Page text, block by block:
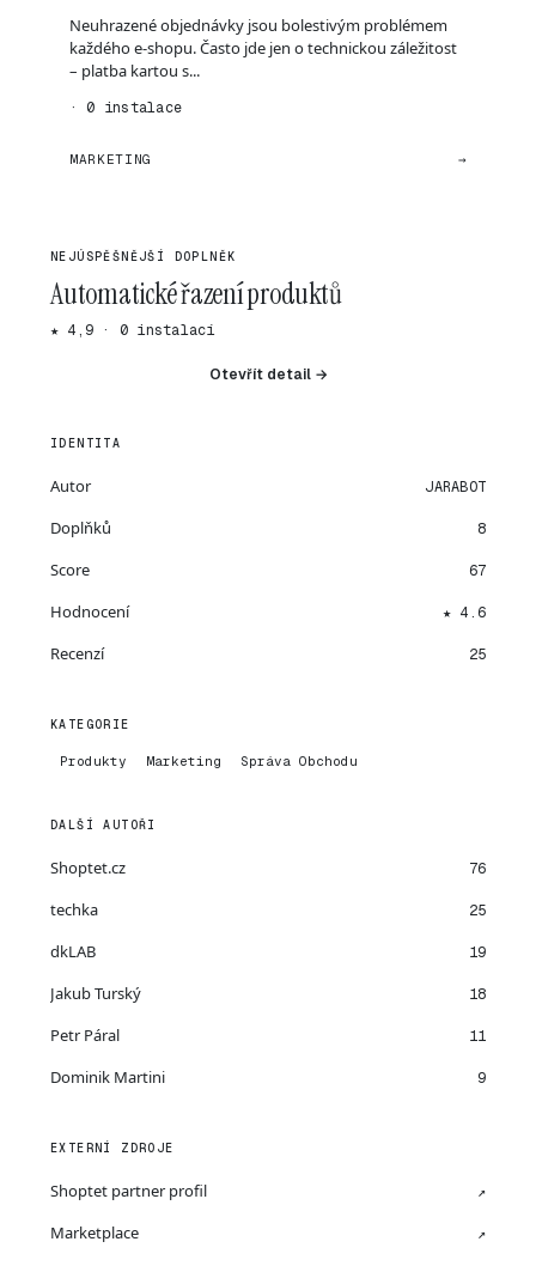
Neuhrazené objednávky jsou bolestivým problémem
každého e-shopu. Často jde jen o technickou záležitost
– platba kartou s...
· 0 instalace
MARKETING →
NEJÚSPĚŠNĚJŠÍ DOPLNĚK
Automatické řazení produktů
★ 4,9 · 0 instalací
Otevřít detail →
IDENTITA
Autor JARABOT
Doplňků 8
Score 67
Hodnocení ★ 4.6
Recenzí 25
KATEGORIE
Produkty Marketing Správa Obchodu
DALŠÍ AUTOŘI
Shoptet.cz 76
techka 25
dkLAB 19
Jakub Turský 18
Petr Páral 11
Dominik Martini 9
EXTERNÍ ZDROJE
Shoptet partner profil ↗
Marketplace ↗